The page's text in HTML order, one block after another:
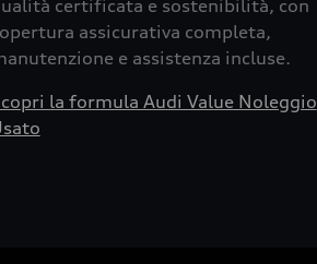
certificata e sostenibilità, con
assicurativa completa,
e assistenza incluse.
la formula Audi Value Noleggio